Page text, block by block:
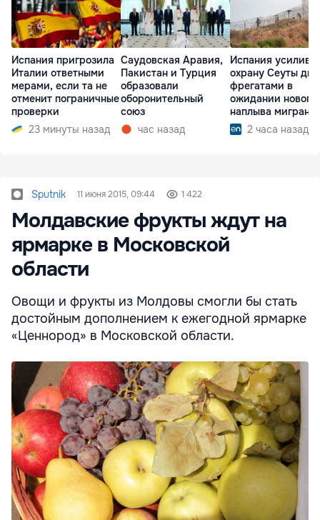
Испания пригрозила
Италии ответными
мерами, если та не
отменит пограничные
проверки
23 минуты назад
Саудовская Аравия,
Пакистан и Турция
образовали
оборонительный
союз
час назад
Испания
охрану Сеуты
фрегатами в
ожидании нового
наплыва
2 часа назад
Sputnik 11 июня 2015, 09:44 1 422
Молдавские фрукты ждут на
ярмарке в Московской
области
Овощи и фрукты из Молдовы смогли бы стать
достойным дополнением к ежегодной ярмарке
«Ценнород» в Московской области.